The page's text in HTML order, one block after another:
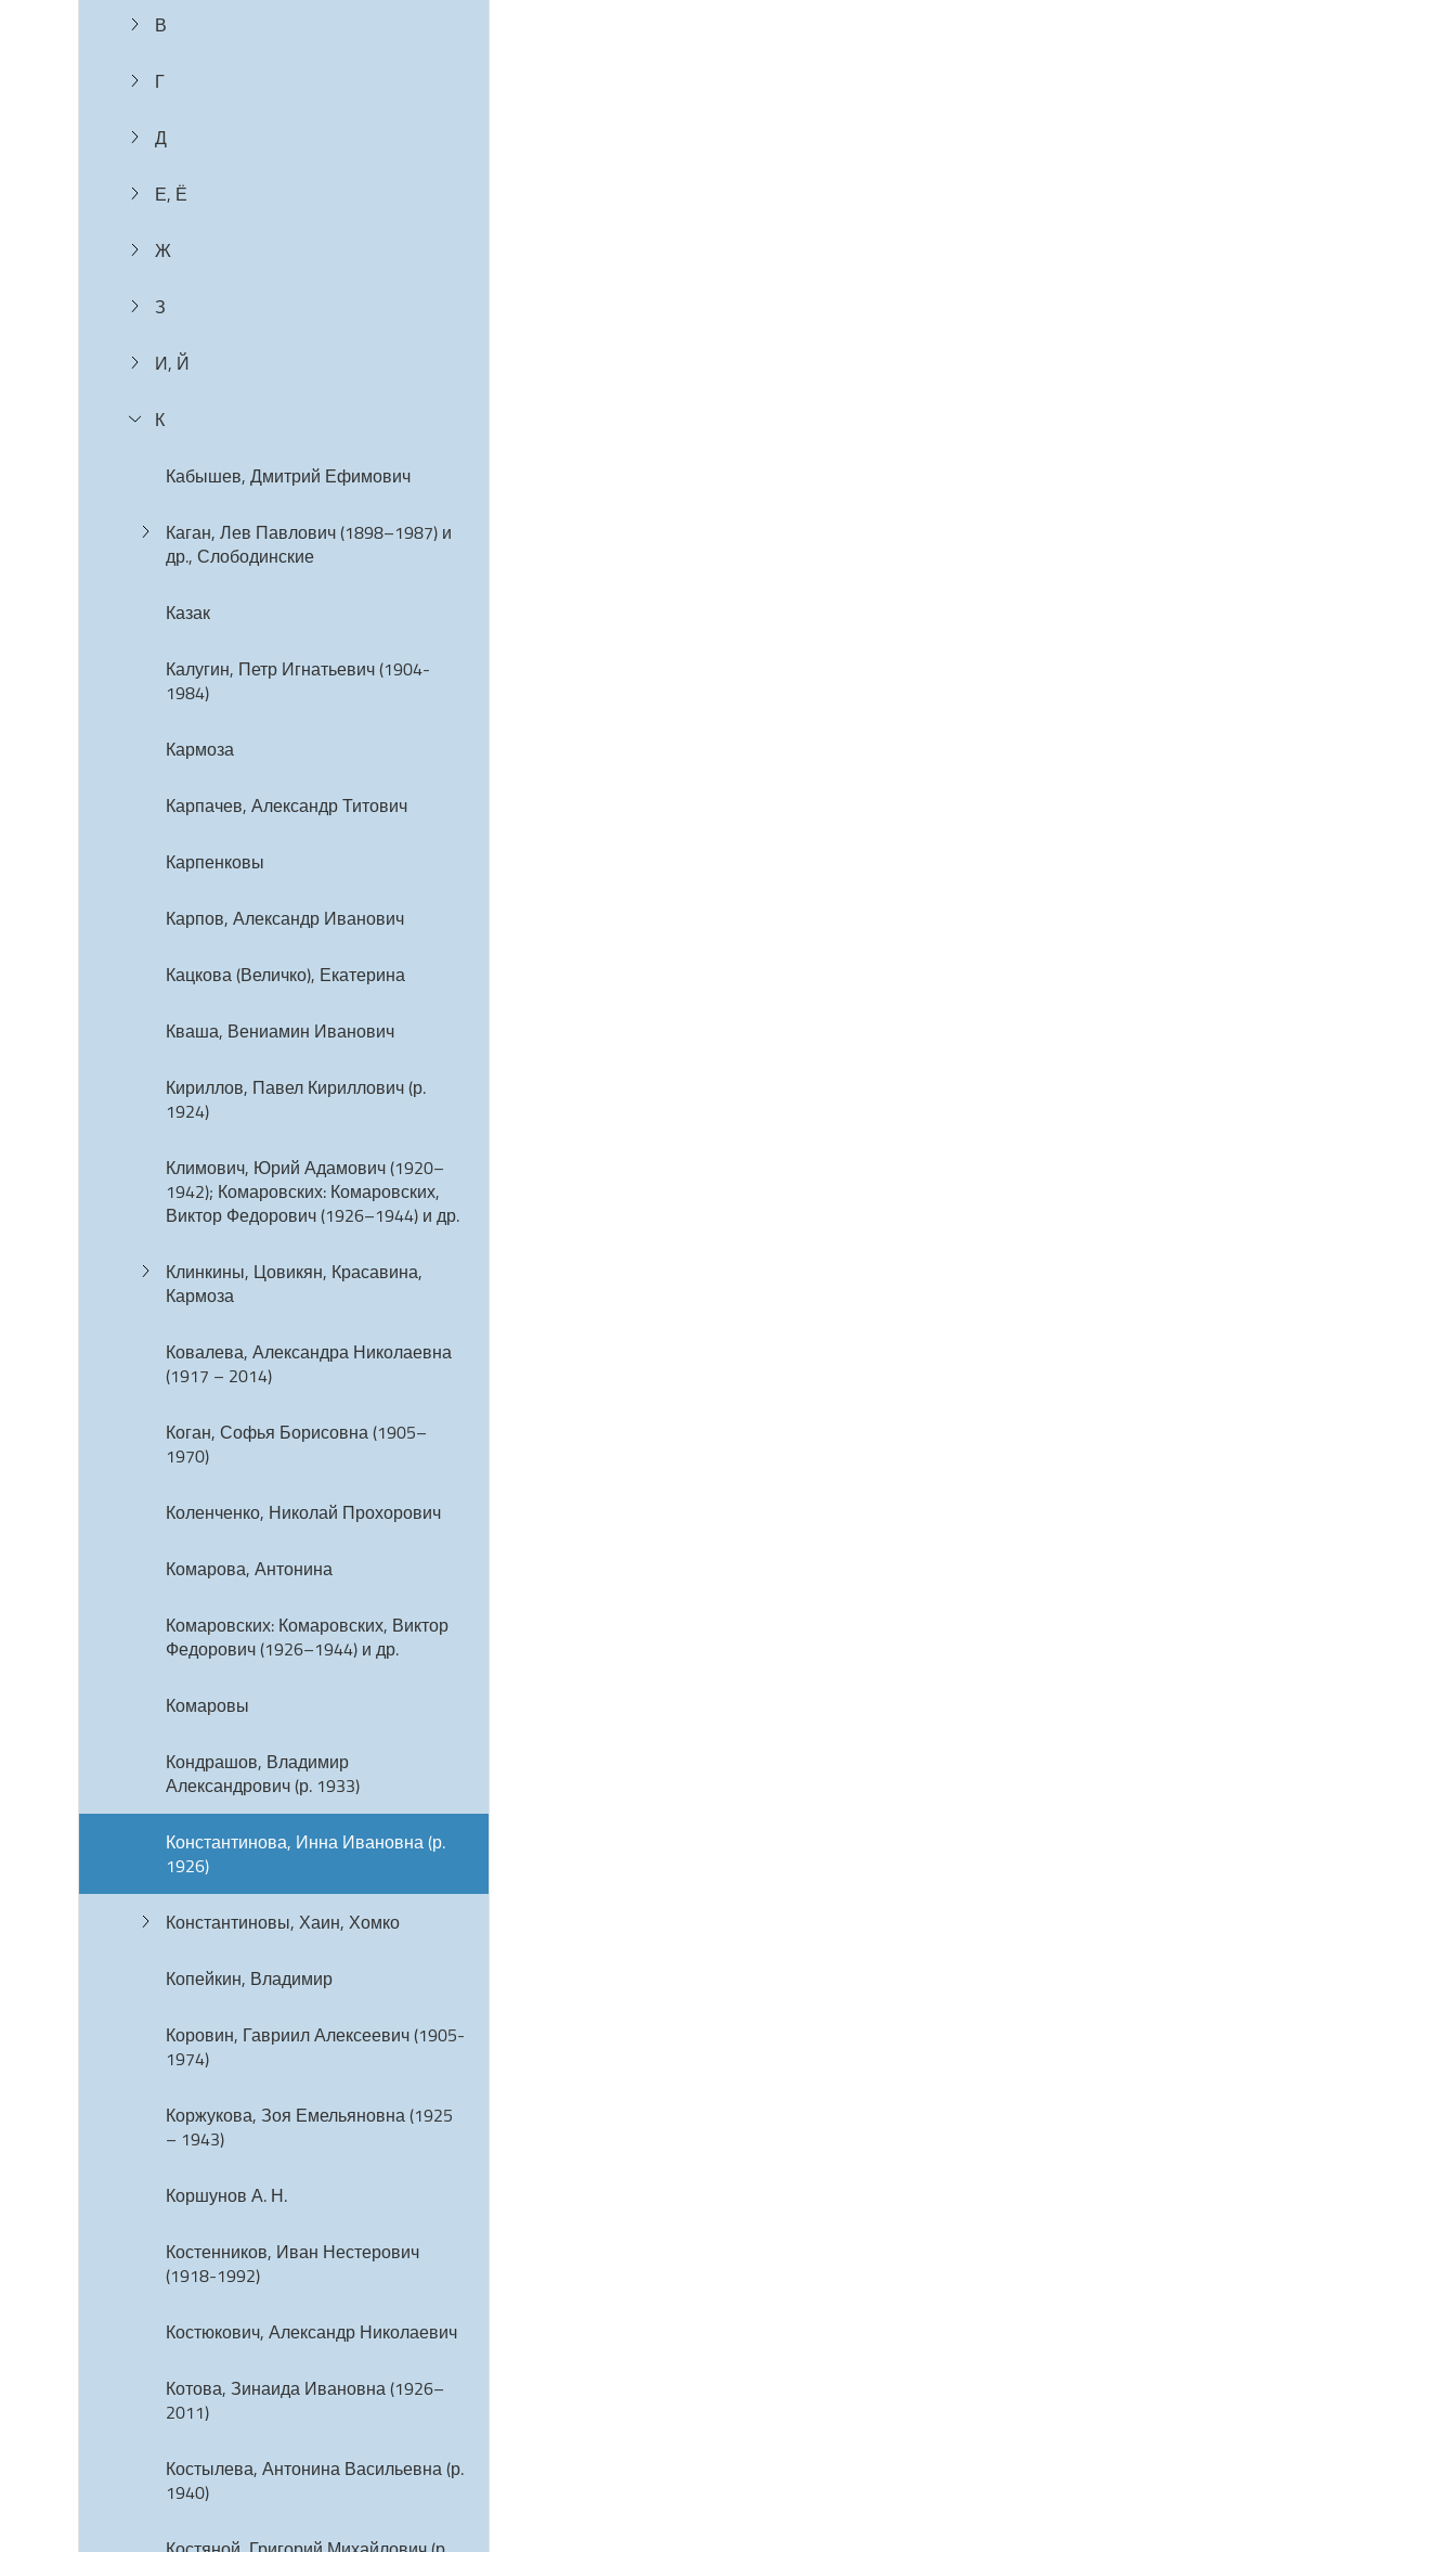
В
Г
Д
Е, Ё
Ж
З
И, Й
К
Кабышев, Дмитрий Ефимович
Каган, Лев Павлович (1898–1987) и
др., Слободинские
Казак
Калугин, Петр Игнатьевич (1904-
1984)
Кармоза
Карпачев, Александр Титович
Карпенковы
Карпов, Александр Иванович
Кацкова (Величко), Екатерина
Кваша, Вениамин Иванович
Кириллов, Павел Кириллович (р.
1924)
Климович, Юрий Адамович (1920–
1942); Комаровских: Комаровских,
Виктор Федорович (1926–1944) и др.
Клинкины, Цовикян, Красавина,
Кармоза
Ковалева, Александра Николаевна
(1917 – 2014)
Коган, Софья Борисовна (1905–
1970)
Коленченко, Николай Прохорович
Комарова, Антонина
Комаровских: Комаровских, Виктор
Федорович (1926–1944) и др.
Комаровы
Кондрашов, Владимир
Александрович (р. 1933)
Константинова, Инна Ивановна (р.
1926)
Константиновы, Хаин, Хомко
Копейкин, Владимир
Коровин, Гавриил Алексеевич (1905-
1974)
Коржукова, Зоя Емельяновна (1925
– 1943)
Коршунов А. Н.
Костенников, Иван Нестерович
(1918-1992)
Костюкович, Александр Николаевич
Котова, Зинаида Ивановна (1926–
2011)
Костылева, Антонина Васильевна (р.
1940)